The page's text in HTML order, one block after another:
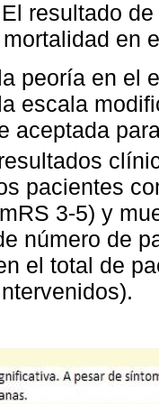
resultado
en
peoría en el
escala
aceptada
pacientes
3-5) y
número de
el total de